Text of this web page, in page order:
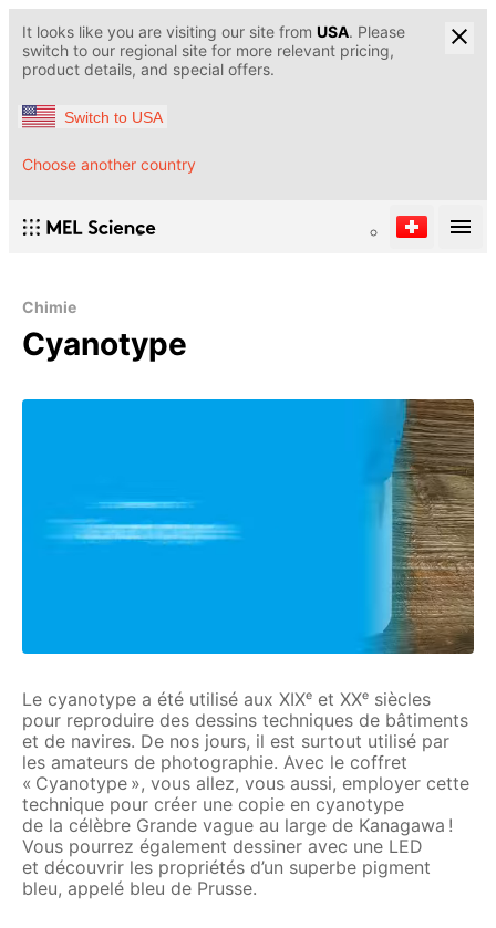
It looks like you are visiting our site from USA. Please
switch to our regional site for more relevant pricing,
product details, and special offers.
Switch to USA
Choose another country
Chimie
Cyanotype
Le cyanotype a été utilisé aux XIXᵉ et XXᵉ siècles
pour reproduire des dessins techniques de bâtiments
et​ de navires. De nos jours, il est surtout utilisé par
les amateurs de photographie. Avec le coffret
« Cyanotype », vous allez, vous aussi, employer cette
technique pour créer une copie en cyanotype
de la célèbre Grande vague au large de Kanagawa !
Vous pourrez également dessiner avec une LED
et découvrir les propriétés d’un superbe pigment
bleu, appelé bleu de Prusse.